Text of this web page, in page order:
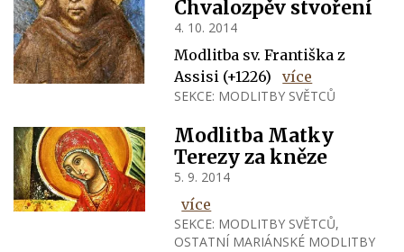
Chvalozpěv stvoření
4. 10. 2014
Modlitba sv. Františka z
Assisi (+1226)
více
SEKCE: MODLITBY SVĚTCŮ
Modlitba Matky
Terezy za kněze
5. 9. 2014
více
SEKCE: MODLITBY SVĚTCŮ,
OSTATNÍ MARIÁNSKÉ MODLITBY